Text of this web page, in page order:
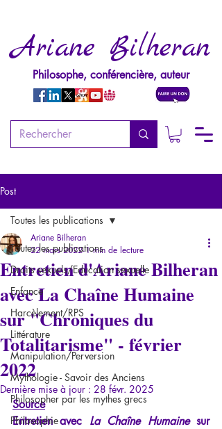
Ariane Bilheran
Philosophe, conférencière, auteur
Post
Toutes les publications
Droits sexuels/Education sexuelle
Enfance
Harcèlement/RPS
Littérature
Manipulation/Perversion
Mythologie - Savoir des Anciens
Philosopher par les mythes grecs
Philosophie
Toutes les publications
Entretien d'Ariane Bilheran
avec La Chaîne Humaine
sur "Chroniques du
Totalitarisme" - février
2022
Ariane Bilheran
22 mars 2022 1 min de lecture
Dernière mise à jour : 28 févr. 2025
Source
Entretien avec La Chaîne Humaine sur